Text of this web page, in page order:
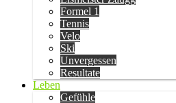
Formel 1
Tennis
Velo
Ski
Unvergessen
Resultate
Leben
Gefühle